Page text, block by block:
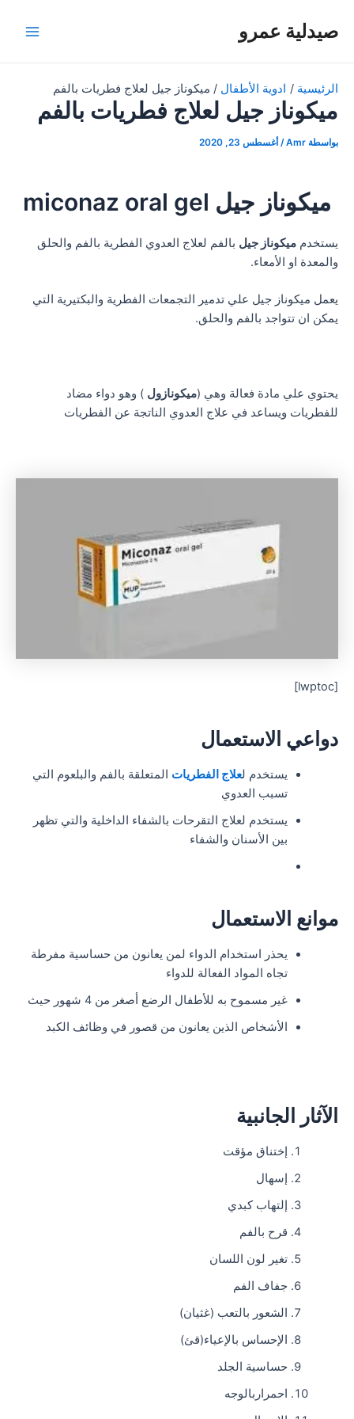
صيدلية عمرو
الرئيسية ادوية الأطفال ميكوناز جيل لعلاج فطريات بالفم
ميكوناز جيل لعلاج فطريات بالفم
بواسطة Amr
/ أغسطس 23, 2020
ميكوناز جيل miconaz oral gel
يستخدم ميكوناز جيل بالفم لعلاج العدوي الفطرية بالفم والحلق
والمعدة او الأمعاء.
يعمل ميكوناز جيل علي تدمير التجمعات الفطرية والبكتيرية التي
يمكن ان تتواجد بالفم والحلق.
يحتوي علي مادة فعالة وهي (ميكونازول ) وهو دواء مضاد
للفطريات ويساعد في علاج العدوي الناتجة عن الفطريات
[lwptoc]
دواعي الاستعمال
يستخدم لعلاج الفطريات المتعلقة بالفم والبلعوم التي
تسبب العدوي
يستخدم لعلاج التقرحات بالشفاء الداخلية والتي تظهر
بين الأسنان والشفاء
موانع الاستعمال
يحذر استخدام الدواء لمن يعانون من حساسية مفرطة
تجاه المواد الفعالة للدواء
غير مسموح به للأطفال الرضع أصغر من 4 شهور حيث
الأشخاص الذين يعانون من قصور في وظائف الكبد
الآثار الجانبية
إختناق مؤقت
إسهال
إلتهاب كبدي
قرح بالفم
تغير لون اللسان
جفاف الفم
الشعور بالتعب (غثيان)
الإحساس بالإعياء(قئ)
حساسية الجلد
احمراربالوجه